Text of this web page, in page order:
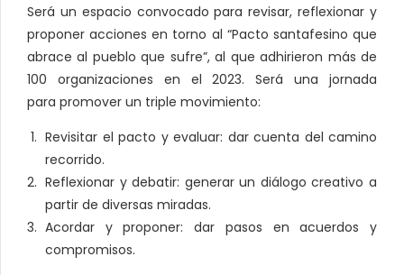
Será un espacio convocado para revisar, reflexionar y
proponer acciones en torno al “Pacto santafesino que
abrace al pueblo que sufre”, al que adhirieron más de
100 organizaciones en el 2023. Será una jornada
para promover un triple movimiento:
Revisitar el pacto y evaluar: dar cuenta del camino
recorrido.
Reflexionar y debatir: generar un diálogo creativo a
partir de diversas miradas.
Acordar y proponer: dar pasos en acuerdos y
compromisos.